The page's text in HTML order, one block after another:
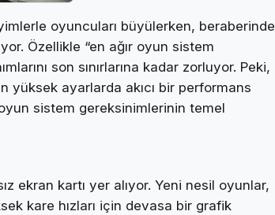
oyuncuları büyülerken, beraberinde
Özellikle “en ağır oyun sistem
son sınırlarına kadar zorluyor. Peki,
yüksek ayarlarda akıcı bir performans
sistem gereksinimlerinin temel
ekran kartı yer alıyor. Yeni nesil oyunlar,
kare hızları için devasa bir grafik